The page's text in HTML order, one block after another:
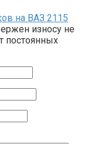
на ВАЗ 2115
износу не
постоянных